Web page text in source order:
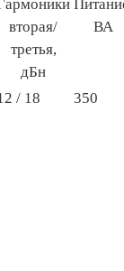
вторая/
третья,
дБн
ВА
/ 18 350